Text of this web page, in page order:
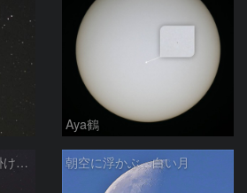
Aya鶴
星のコートハンガー👗掛けてみたいな 朝空に浮かぶ…白い月